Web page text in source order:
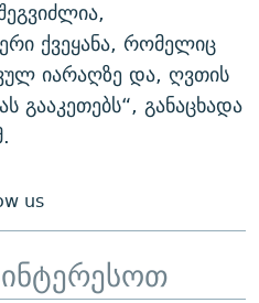
ᲘᲡᲢᲝᲠᲘᲐ
ᲐᲛᲑᲐᲕᲘ
ქვეყანა, რომელიც
იარაღზე და, ღვთის
გააკეთებს“, განაცხადა
us